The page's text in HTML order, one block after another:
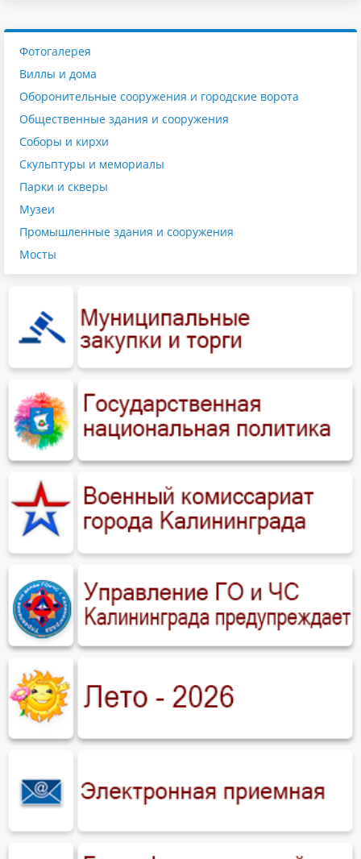
Фотогалерея
Виллы и дома
Оборонительные сооружения и городские ворота
Общественные здания и сооружения
Соборы и кирхи
Скульптуры и мемориалы
Парки и скверы
Музеи
Промышленные здания и сооружения
Мосты